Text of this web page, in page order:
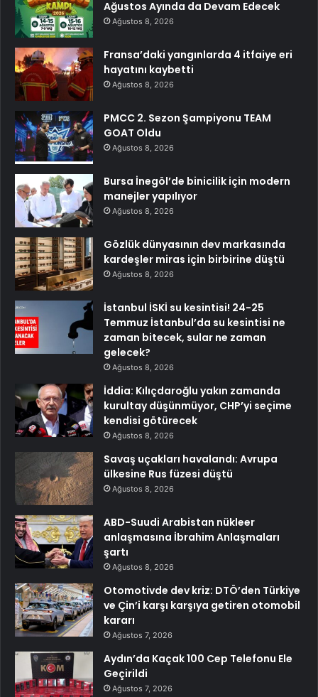
Ağustos Ayında da Devam Edecek
Ağustos 8, 2026
Fransa’daki yangınlarda 4 itfaiye eri
hayatını kaybetti
Ağustos 8, 2026
PMCC 2. Sezon Şampiyonu TEAM
GOAT Oldu
Ağustos 8, 2026
Bursa İnegöl’de binicilik için modern
manejler yapılıyor
Ağustos 8, 2026
Gözlük dünyasının dev markasında
kardeşler miras için birbirine düştü
Ağustos 8, 2026
İstanbul İSKİ su kesintisi! 24-25
Temmuz İstanbul’da su kesintisi ne
zaman bitecek, sular ne zaman
gelecek?
Ağustos 8, 2026
İddia: Kılıçdaroğlu yakın zamanda
kurultay düşünmüyor, CHP’yi seçime
kendisi götürecek
Ağustos 8, 2026
Savaş uçakları havalandı: Avrupa
ülkesine Rus füzesi düştü
Ağustos 8, 2026
ABD-Suudi Arabistan nükleer
anlaşmasına İbrahim Anlaşmaları
şartı
Ağustos 8, 2026
Otomotivde dev kriz: DTÖ’den Türkiye
ve Çin’i karşı karşıya getiren otomobil
kararı
Ağustos 7, 2026
Aydın’da Kaçak 100 Cep Telefonu Ele
Geçirildi
Ağustos 7, 2026